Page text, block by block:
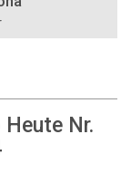
Nr.